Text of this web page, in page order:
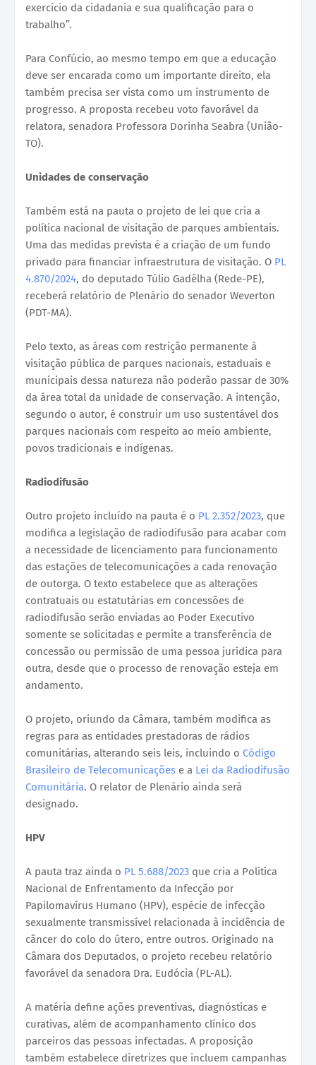
exercício da cidadania e sua qualificação para o
trabalho”.
Para Confúcio, ao mesmo tempo em que a educação
deve ser encarada como um importante direito, ela
também precisa ser vista como um instrumento de
progresso. A proposta recebeu voto favorável da
relatora, senadora Professora Dorinha Seabra (União-
TO).
Unidades de conservação
Também está na pauta o projeto de lei que cria a
política nacional de visitação de parques ambientais.
Uma das medidas prevista é a criação de um fundo
privado para financiar infraestrutura de visitação. O PL
4.870/2024, do deputado Túlio Gadêlha (Rede-PE),
receberá relatório de Plenário do senador Weverton
(PDT-MA).
Pelo texto, as áreas com restrição permanente à
visitação pública de parques nacionais, estaduais e
municipais dessa natureza não poderão passar de 30%
da área total da unidade de conservação. A intenção,
segundo o autor, é construir um uso sustentável dos
parques nacionais com respeito ao meio ambiente,
povos tradicionais e indígenas.
Radiodifusão
Outro projeto incluído na pauta é o PL 2.352/2023, que
modifica a legislação de radiodifusão para acabar com
a necessidade de licenciamento para funcionamento
das estações de telecomunicações a cada renovação
de outorga. O texto estabelece que as alterações
contratuais ou estatutárias em concessões de
radiodifusão serão enviadas ao Poder Executivo
somente se solicitadas e permite a transferência de
concessão ou permissão de uma pessoa jurídica para
outra, desde que o processo de renovação esteja em
andamento.
O projeto, oriundo da Câmara, também modifica as
regras para as entidades prestadoras de rádios
comunitárias, alterando seis leis, incluindo o Código
Brasileiro de Telecomunicações e a Lei da Radiodifusão
Comunitária. O relator de Plenário ainda será
designado.
HPV
A pauta traz ainda o PL 5.688/2023 que cria a Política
Nacional de Enfrentamento da Infecção por
Papilomavírus Humano (HPV), espécie de infecção
sexualmente transmissível relacionada à incidência de
câncer do colo do útero, entre outros. Originado na
Câmara dos Deputados, o projeto recebeu relatório
favorável da senadora Dra. Eudócia (PL-AL).
A matéria define ações preventivas, diagnósticas e
curativas, além de acompanhamento clínico dos
parceiros das pessoas infectadas. A proposição
também estabelece diretrizes que incluem campanhas